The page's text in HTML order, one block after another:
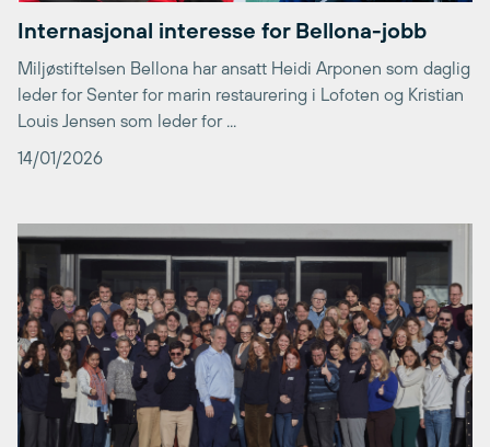
Internasjonal interesse for Bellona-jobb
Miljøstiftelsen Bellona har ansatt Heidi Arponen som daglig
leder for Senter for marin restaurering i Lofoten og Kristian
Louis Jensen som leder for ...
14/01/2026